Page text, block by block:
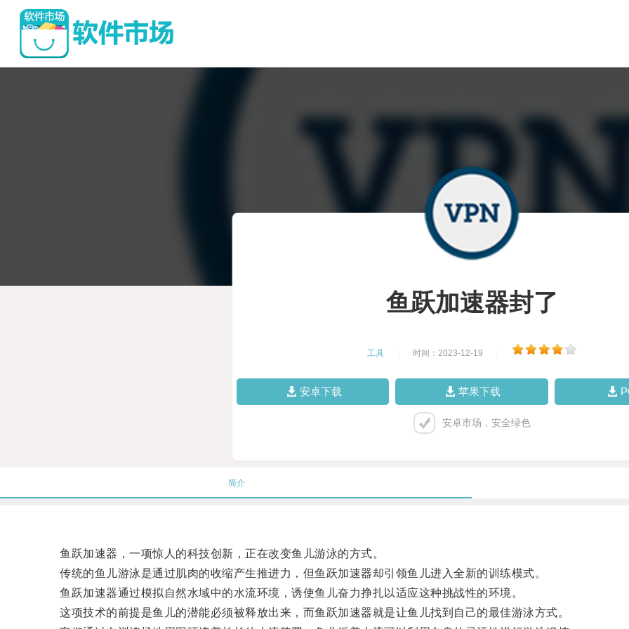
鱼跃加速器封了
工具 时间：2023-12-19
安卓下载 苹果下载
安卓市场，安全绿色
简介
鱼跃加速器，一项惊人的科技创新，正在改变鱼儿游泳的方式。
传统的鱼儿游泳是通过肌肉的收缩产生推进力，但鱼跃加速器却引领鱼儿进入全新的训练模式。
鱼跃加速器通过模拟自然水域中的水流环境，诱使鱼儿奋力挣扎以适应这种挑战性的环境。
这项技术的前提是鱼儿的潜能必须被释放出来，而鱼跃加速器就是让鱼儿找到自己的最佳游泳方式。